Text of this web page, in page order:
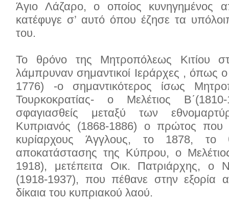
Άγιο Λάζαρο, ο οποίος κυνηγημένος
κατέφυγε σ’ αυτό όπου έζησε τα
του.
Το θρόνο της Μητροπόλεως Κιτίου
λάμπρυναν σημαντικοί Ιεράρχες , όπως
1776) -ο σημαντικότερος ίσως
Τουρκοκρατίας- ο Μελέτιος
σφαγιασθείς μεταξύ των
Κυπριανός (1868-1886) ο πρώτος που
κυρίαρχους Άγγλους, το 1878, το
αποκατάστασης της Κύπρου, o
1918), μετέπειτα Οικ. Πατριάρχης, ο
(1918-1937), που πέθανε στην εξορία
δίκαια του κυπριακού λαού.